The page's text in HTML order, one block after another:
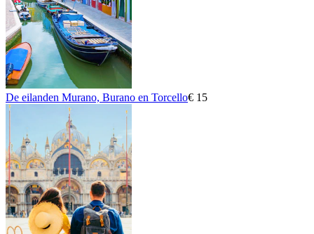
De eilanden Murano, Burano en Torcello€ 15